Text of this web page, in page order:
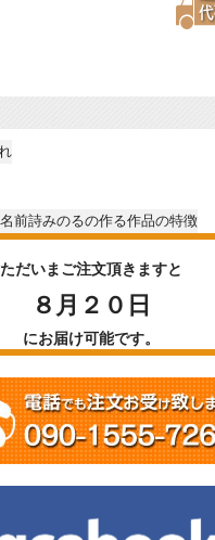
ただいまご注文頂きますと
８月２０日
にお届け可能です。